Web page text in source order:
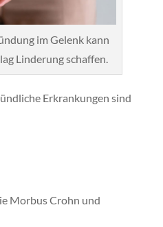
im Gelenk kann
Linderung schaffen.
Erkrankungen sind
Morbus Crohn und